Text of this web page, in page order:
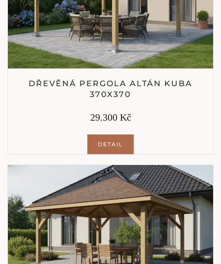
DŘEVĚNÁ PERGOLA ALTÁN KUBA
370X370
29.300 Kč
DETAIL